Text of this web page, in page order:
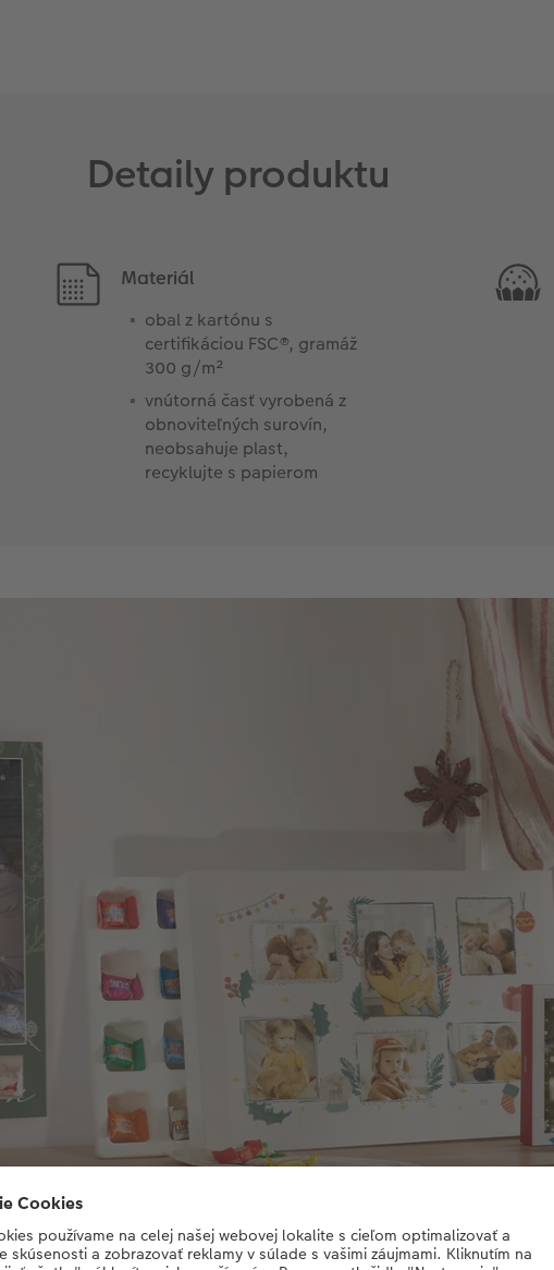
Detaily produktu
Materiál
obal z kartónu s
certifikáciou FSC®, gramáž
300 g/m²
vnútorná časť vyrobená z
obnoviteľných surovín,
neobsahuje plast,
recyklujte s papierom